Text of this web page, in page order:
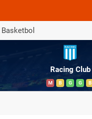
Basketbol
Racing Club
M B G G B